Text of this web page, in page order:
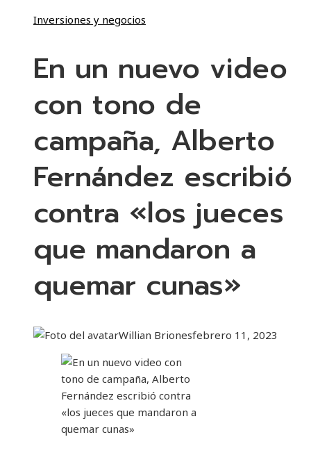
Inversiones y negocios
En un nuevo video
con tono de
campaña, Alberto
Fernández escribió
contra «los jueces
que mandaron a
quemar cunas»
Willian Brionesfebrero 11, 2023